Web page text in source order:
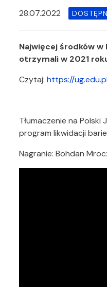
28.07.2022
Najwięcej środków
otrzymali w 2021
Czytaj: https://
Tłumaczenie na
program likwidacji
Nagranie: Bohdan